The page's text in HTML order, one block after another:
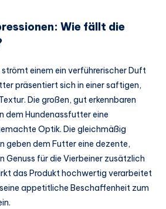
Wie fällt die
strömt einem ein verführerischer Duft
präsentiert sich in einer saftigen,
Die großen, gut erkennbaren
dem Hundenassfutter eine
Optik. Die gleichmäßig
geben dem Futter eine dezente,
Genuss für die Vierbeiner zusätzlich
das Produkt hochwertig verarbeitet
appetitliche Beschaffenheit zum